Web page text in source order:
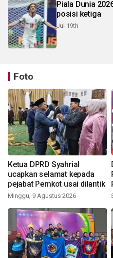
Piala Dunia
posisi ketiga
Jul 19th
Foto
Ketua DPRD Syahrial
ucapkan selamat kepada
pejabat Pemkot usai dilantik
Minggu, 9 Agustus 2026